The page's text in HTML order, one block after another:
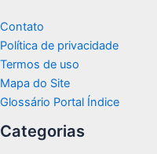
Contato
Política de privacidade
Termos de uso
Mapa do Site
Glossário Portal Índice
Categorias